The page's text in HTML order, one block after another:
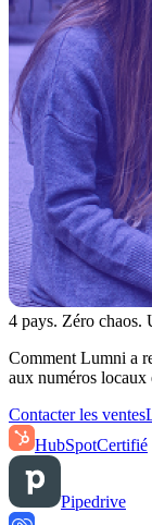
4 pays. Zéro chaos.
Comment Lumni a
aux numéros locaux
Contacter les ventes
HubSpotCertifié
Pipedrive